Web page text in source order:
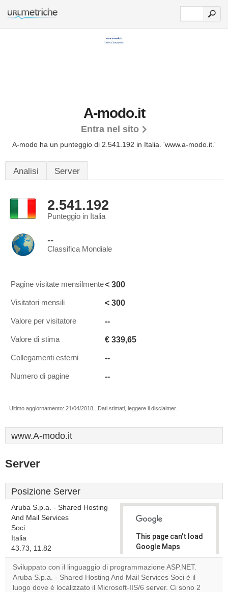
A-modo.it
Entra nel sito
A-modo ha un punteggio di 2.541.192 in Italia. 'www.a-modo.it.'
Analisi Server
2.541.192
Punteggio in Italia
--
Classifica Mondiale
Pagine visitate mensilmente< 300
Visitatori mensili < 300
Valore per visitatore --
Valore di stima € 339,65
Collegamenti esterni --
Numero di pagine --
Ultimo aggiornamento: 21/04/2018 . Dati stimati, leggere il disclaimer.
www.A-modo.it
Server
Posizione Server
Aruba S.p.a. - Shared Hosting
And Mail Services
Soci
Italia
43.73, 11.82
This page can't load
Google Maps
correctly.
Do you
own this
OK
Sviluppato con il linguaggio di programmazione ASP.NET.
Aruba S.p.a. - Shared Hosting And Mail Services Soci è il
luogo dove è localizzato il Microsoft-IIS/6 server. Ci sono 2